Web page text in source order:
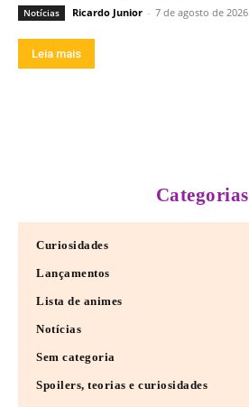
Notícias Ricardo Junior - 7 de agosto de 2026
Leia mais
Categorias
Curiosidades
Lançamentos
Lista de animes
Notícias
Sem categoria
Spoilers, teorias e curiosidades